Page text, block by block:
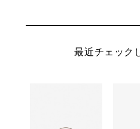
最近チェック